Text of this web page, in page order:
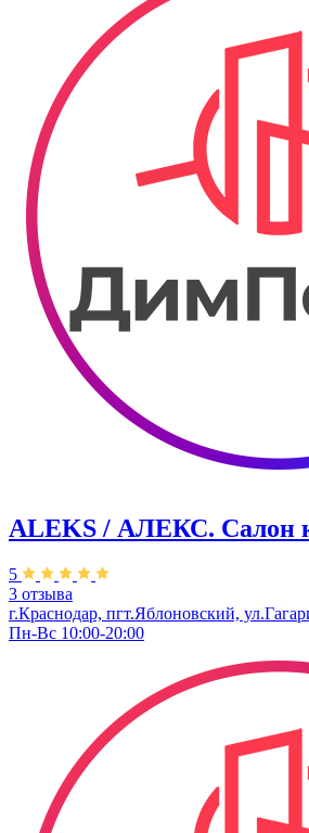
ALEKS / АЛЕКС. Салон
5
3 отзыва
г.Краснодар, пгт.Яблоновский,
Пн-Вс 10:00-20:00